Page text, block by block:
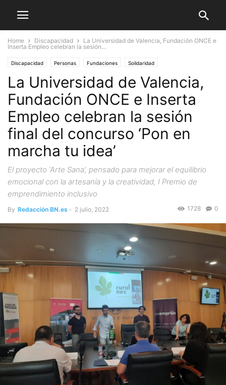
Home Discapacidad
La Universidad de Valencia, Fundación ONCE e
Inserta Empleo celebran la sesión...
Discapacidad Personas Fundaciones Solidaridad
Comunidades Autónomas Valencia
La Universidad de Valencia,
Fundación ONCE e Inserta
Empleo celebran la sesión
final del concurso ‘Pon en
marcha tu idea’
El proyecto ‘Arte Sana’, pensado para mejorar el equilibrio
emocional con la artesanía y la creatividad, I Premio de
emprendimiento inclusivo
By Redacción BN.es - 2 julio, 2022 0
1728